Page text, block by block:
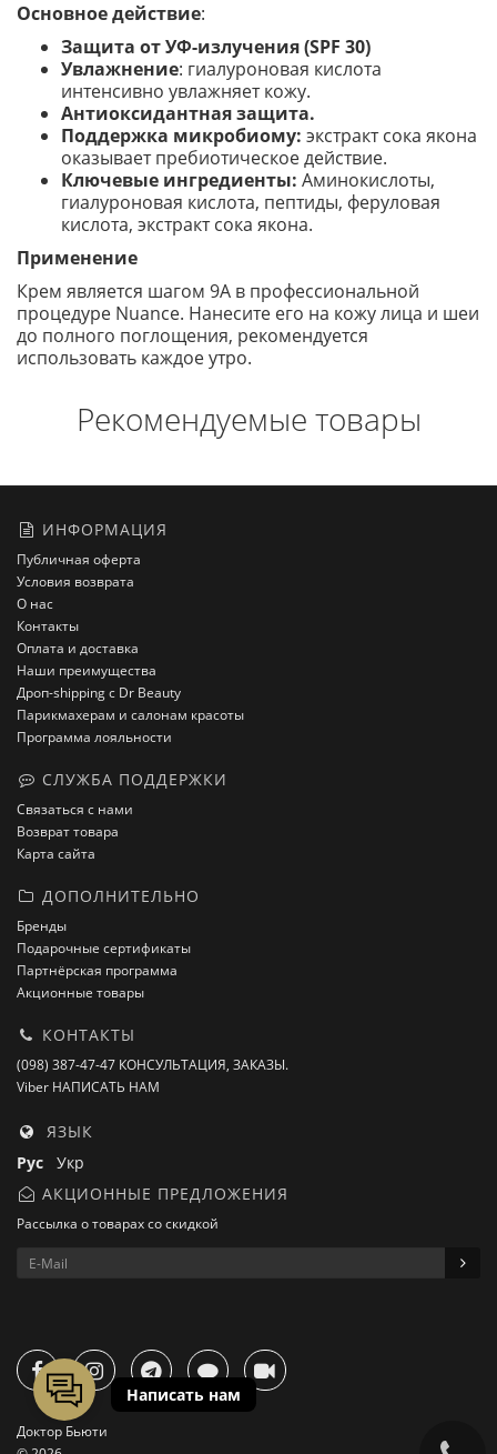
Основное действие:
Защита от УФ-излучения (SPF 30)
Увлажнение: гиалуроновая кислота
интенсивно увлажняет кожу.
Антиоксидантная защита.
Поддержка микробиому: экстракт сока якона
оказывает пребиотическое действие.
Ключевые ингредиенты: Аминокислоты,
гиалуроновая кислота, пептиды, феруловая
кислота, экстракт сока якона.
Применение
Крем является шагом 9А в профессиональной
процедуре Nuance. Нанесите его на кожу лица и шеи
до полного поглощения, рекомендуется
использовать каждое утро.
Рекомендуемые товары
ИНФОРМАЦИЯ
Публичная оферта
Условия возврата
О нас
Контакты
Оплата и доставка
Наши преимущества
Дроп-shipping с Dr Beauty
Парикмахерам и салонам красоты
Программа лояльности
СЛУЖБА ПОДДЕРЖКИ
Связаться с нами
Возврат товара
Карта сайта
ДОПОЛНИТЕЛЬНО
Бренды
Подарочные сертификаты
Партнёрская программа
Акционные товары
КОНТАКТЫ
(098) 387-47-47 КОНСУЛЬТАЦИЯ, ЗАКАЗЫ.
Viber НАПИСАТЬ НАМ
ЯЗЫК
Рус Укр
АКЦИОННЫЕ ПРЕДЛОЖЕНИЯ
Рассылка о товарах со скидкой
Доктор Бьюти